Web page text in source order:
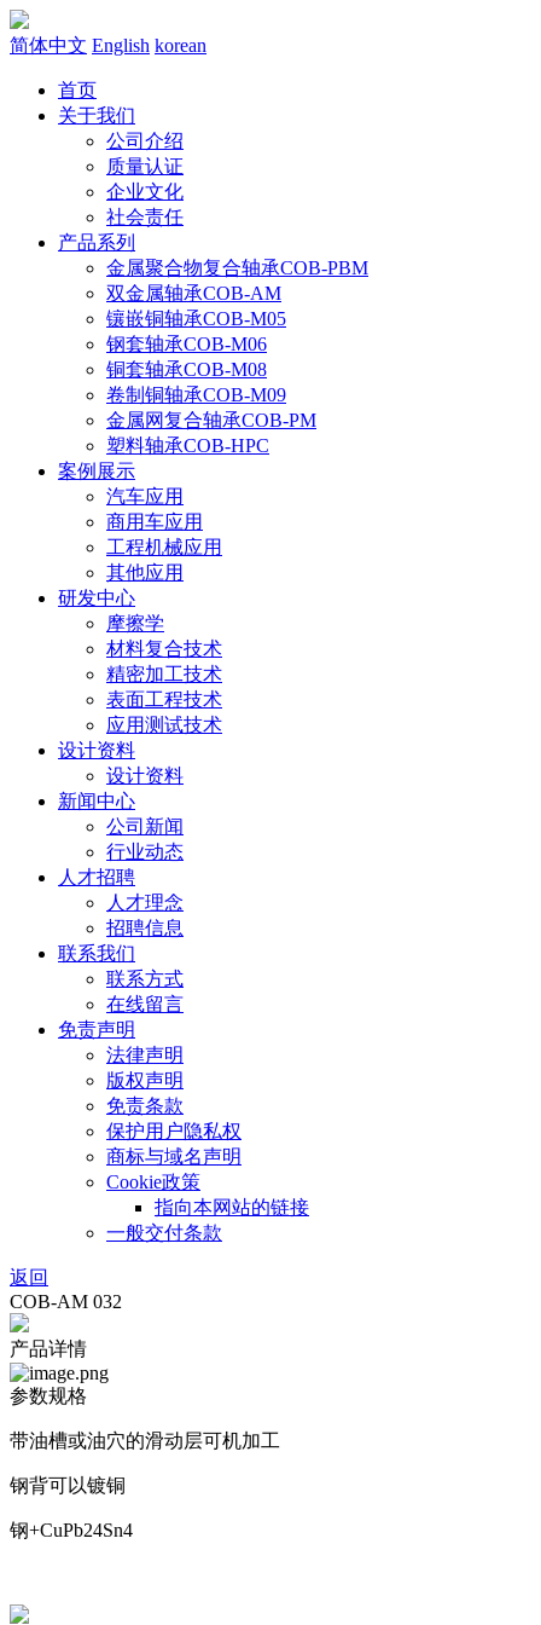
简体中文 English korean
首页
关于我们
公司介绍
质量认证
企业文化
社会责任
产品系列
金属聚合物复合轴承COB-PBM
双金属轴承COB-AM
镶嵌铜轴承COB-M05
钢套轴承COB-M06
铜套轴承COB-M08
卷制铜轴承COB-M09
金属网复合轴承COB-PM
塑料轴承COB-HPC
案例展示
汽车应用
商用车应用
工程机械应用
其他应用
研发中心
摩擦学
材料复合技术
精密加工技术
表面工程技术
应用测试技术
设计资料
设计资料
新闻中心
公司新闻
行业动态
人才招聘
人才理念
招聘信息
联系我们
联系方式
在线留言
免责声明
法律声明
版权声明
免责条款
保护用户隐私权
商标与域名声明
Cookie政策
指向本网站的链接
一般交付条款
返回
COB-AM 032
产品详情
参数规格
带油槽或油穴的滑动层可机加工
钢背可以镀铜
钢+CuPb24Sn4